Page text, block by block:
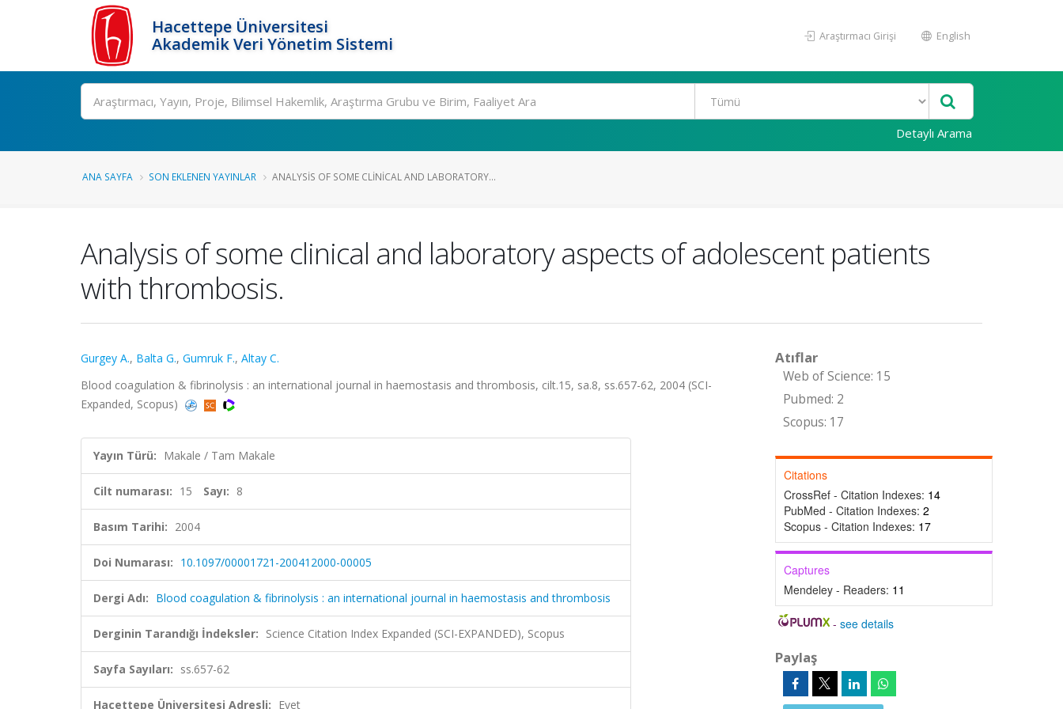
Hacettepe Üniversitesi
Akademik Veri Yönetim Sistemi
Araştırmacı Girişi English
Ara
Detaylı Arama
ANA SAYFA SON EKLENEN YAYINLAR ANALYSIS OF SOME CLINICAL AND LABORATORY...
Analysis of some clinical and laboratory aspects of adolescent patients
with thrombosis.
Gurgey A., Balta G., Gumruk F., Altay C.
Blood coagulation & fibrinolysis : an international journal in haemostasis and thrombosis, cilt.15, sa.8, ss.657-62, 2004 (SCI-
Expanded, Scopus)
Yayın Türü: Makale / Tam Makale
Cilt numarası: 15 Sayı: 8
Basım Tarihi: 2004
Doi Numarası: 10.1097/00001721-200412000-00005
Dergi Adı: Blood coagulation & fibrinolysis : an international journal in haemostasis and thrombosis
Derginin Tarandığı İndeksler: Science Citation Index Expanded (SCI-EXPANDED), Scopus
Sayfa Sayıları: ss.657-62
Hacettepe Üniversitesi Adresli: Evet
Atıflar
Web of Science: 15
Pubmed: 2
Scopus: 17
Citations
CrossRef - Citation Indexes: 14
PubMed - Citation Indexes: 2
Scopus - Citation Indexes: 17
Captures
Mendeley - Readers: 11
-see details
Paylaş